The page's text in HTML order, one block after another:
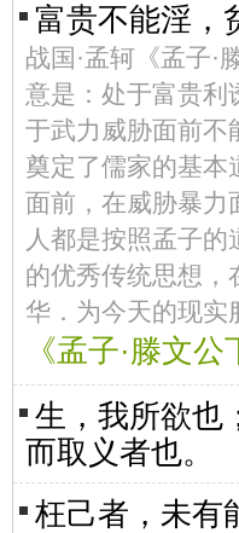
富贵不能淫，
战国·孟轲《孟子·
意是：处于富贵利
于武力威胁面前不
奠定了儒家的基本
面前，在威胁暴力
人都是按照孟子
的优秀传统思想，
华．为今天的现实
《孟子·滕文公
生，我所欲也
而取义者也。
枉己者，未有